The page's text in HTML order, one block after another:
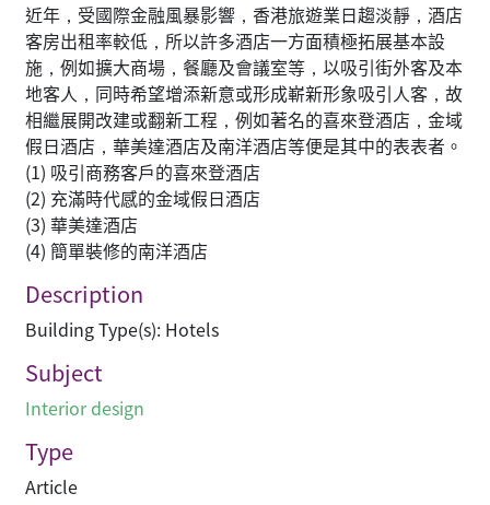
近年，受國際金融風暴影響，香港旅遊業日趨淡靜，酒店
客房出租率較低，所以許多酒店一方面積極拓展基本設
施，例如擴大商場，餐廳及會議室等，以吸引街外客及本
地客人，同時希望增添新意或形成嶄新形象吸引人客，故
相繼展開改建或翻新工程，例如著名的喜來登酒店，金域
假日酒店，華美達酒店及南洋酒店等便是其中的表表者。
(1) 吸引商務客戶的喜來登酒店
(2) 充滿時代感的金域假日酒店
(3) 華美達酒店
(4) 簡單裝修的南洋酒店
Description
Building Type(s): Hotels
Subject
Interior design
Type
Article